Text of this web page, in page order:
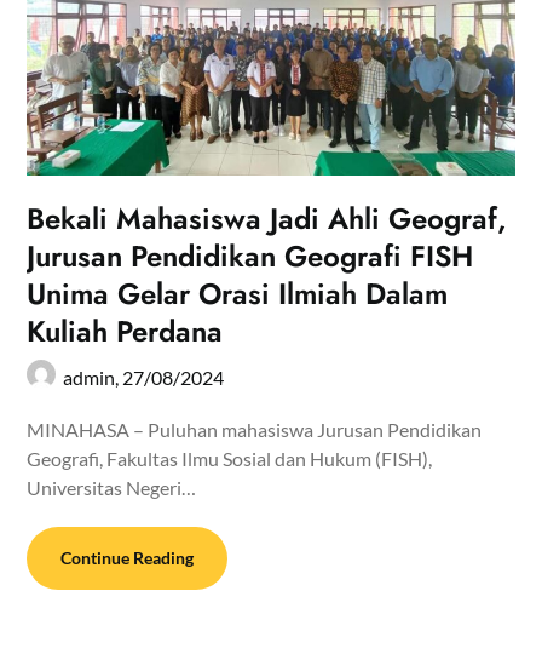
Bekali Mahasiswa Jadi Ahli Geograf,
Jurusan Pendidikan Geografi FISH
Unima Gelar Orasi Ilmiah Dalam
Kuliah Perdana
admin, 27/08/2024
MINAHASA – Puluhan mahasiswa Jurusan Pendidikan
Geografi, Fakultas Ilmu Sosial dan Hukum (FISH),
Universitas Negeri…
Continue Reading